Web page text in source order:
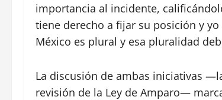
importancia al incidente,
tiene derecho a fijar su posición y
México es plural y esa pluralidad
La discusión de ambas iniciativas
revisión de la Ley de Amparo—